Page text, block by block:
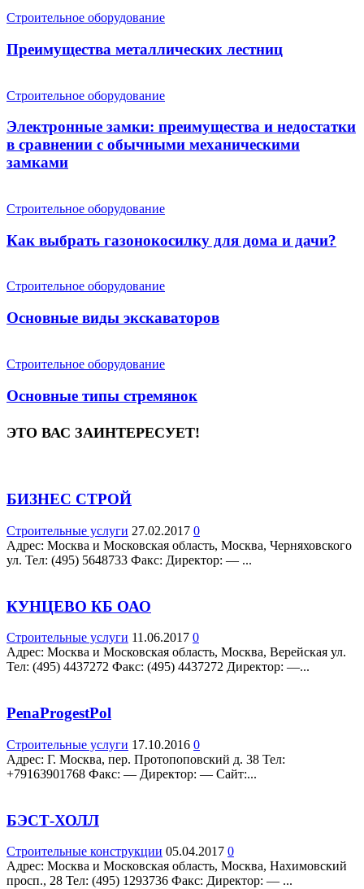
Строительное оборудование
Преимущества металлических лестниц
Строительное оборудование
Электронные замки: преимущества и недостатки
в сравнении с обычными механическими
замками
Строительное оборудование
Как выбрать газонокосилку для дома и дачи?
Строительное оборудование
Основные виды экскаваторов
Строительное оборудование
Основные типы стремянок
ЭТО ВАС ЗАИНТЕРЕСУЕТ!
БИЗНЕС СТРОЙ
Строительные услуги 27.02.2017 0
Адрес: Москва и Московская область, Москва, Черняховского
ул. Teл: (495) 5648733 Факс: Директор: — ...
КУНЦЕВО КБ ОАО
Строительные услуги 11.06.2017 0
Адрес: Москва и Московская область, Москва, Верейская ул.
Teл: (495) 4437272 Факс: (495) 4437272 Директор: —...
PenaProgestPol
Строительные услуги 17.10.2016 0
Адрес: Г. Москва, пер. Протопоповский д. 38 Teл:
+79163901768 Факс: — Директор: — Сайт:...
БЭСТ-ХОЛЛ
Строительные конструкции 05.04.2017 0
Адрес: Москва и Московская область, Москва, Нахимовский
просп., 28 Teл: (495) 1293736 Факс: Директор: — ...